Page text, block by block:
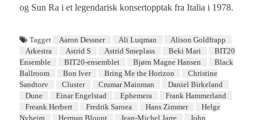
og Sun Ra i et legendarisk konsertopptak fra Italia i 1978.
Tagget Aaron Dessner Ali Luqman
Alison Goldfrapp
Arkestra
Astrid S Astrid Smeplass Beki Mari
BIT20
Ensemble
BIT20-ensemblet Bjørn Magne Hansen
Black
Ballroom
Bon Iver Bring Me the Horizon
Christine
Sandtorv
Cluster Crumar Mainman
Daniel Birkeland
Dune
Einar Engelstad Ephemera
Frank Hammerland
Freank Herbert
Fredrik Saroea Hans Zimmer
Helge
Nyheim
Herman Blount Jean-Michel Jarre
John